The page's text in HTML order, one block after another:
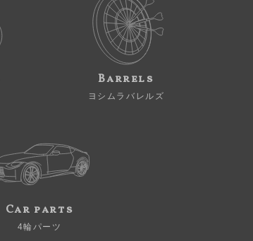
Barrels
ヨシムラバレルズ
Car parts
4輪パーツ